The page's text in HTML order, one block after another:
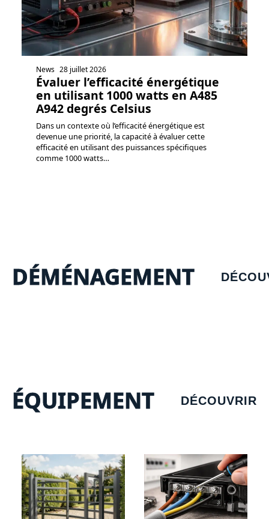
News 28 juillet 2026
Évaluer l’efficacité énergétique
en utilisant 1000 watts en A485
A942 degrés Celsius
Dans un contexte où l’efficacité énergétique est
devenue une priorité, la capacité à évaluer cette
efficacité en utilisant des puissances spécifiques
comme 1000 watts…
DÉMÉNAGEMENT
ÉQUIPEMENT DÉCOUVRIR